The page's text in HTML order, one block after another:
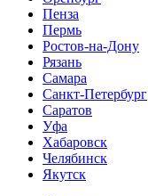
Пенза
Пермь
Ростов-на-Дону
Рязань
Самара
Санкт-Петербург
Саратов
Уфа
Хабаровск
Челябинск
Якутск